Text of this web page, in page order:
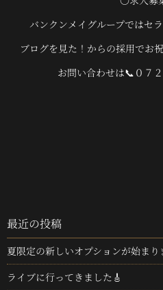
バンクンメイグループではセ
ブログを見た！からの採用でお
お問い合わせは📞０７
最近の投稿
夏限定の新しいオプションが始まり
ライブに行ってきました🎸